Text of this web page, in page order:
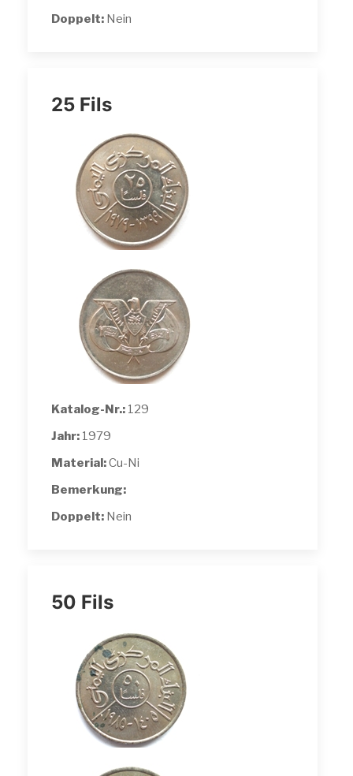
Doppelt: Nein
25 Fils
Katalog-Nr.: 129
Jahr: 1979
Material:Cu-Ni
Bemerkung:
Doppelt: Nein
50 Fils